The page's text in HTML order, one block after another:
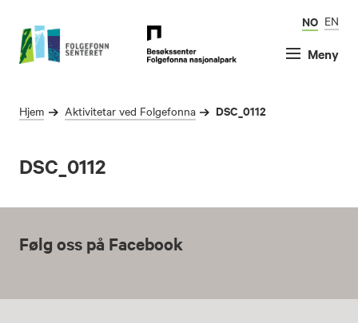
NO EN
Meny
Hjem Aktivitetar ved Folgefonna DSC_0112
DSC_0112
Følg oss på Facebook